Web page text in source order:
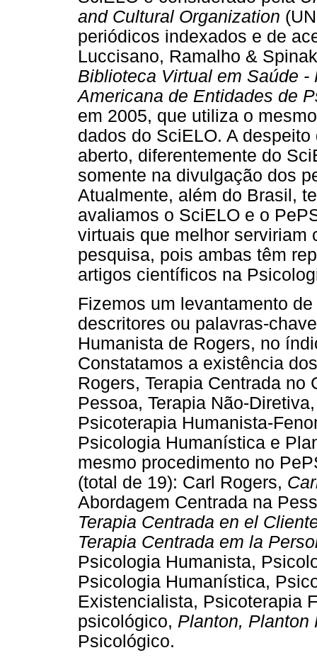
and Cultural Organization
periódicos indexados e de
Luccisano, Ramalho &
Biblioteca Virtual em Saúde
Americana de Entidades de
em 2005, que utiliza o
dados do SciELO. A
aberto, diferentemente do
somente na divulgação dos
Atualmente, além do Brasil,
avaliamos o SciELO e o
virtuais que melhor serviriam
pesquisa, pois ambas têm
artigos científicos na
Fizemos um levantamento de
descritores ou palavras-
Humanista de Rogers, no
Constatamos a existência
Rogers, Terapia Centrada no
Pessoa, Terapia Não-
Psicoterapia Humanista-
Psicologia Humanística e
mesmo procedimento no
(total de 19): Carl Rogers,
Abordagem Centrada na
Terapia Centrada en el
Terapia Centrada em la
Psicologia Humanista,
Psicologia Humanística,
Existencialista, Psicoterapia
psicológico, Planton, Planton
Psicológico.